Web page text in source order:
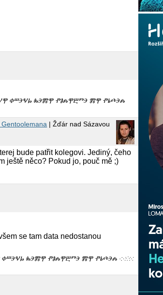
ⰗⰞⰅⰜⰘ ⰈⰅⰏⰉ ⰒⰑⰎⰉⰁⰕⰅ ⰏⰉ ⰒⰓⰄⰅⰎ
| Žďár nad Sázavou
bude patřit kolegovi. Jediný, čeho
ještě něco? Pokud jo, pouč mě ;)
se tam data nedostanou
ⰗⰞⰅⰜⰘ ⰈⰅⰏⰉ ⰒⰑⰎⰉⰁⰕⰅ ⰏⰉ ⰒⰓⰄⰅⰎ ·:⁖⁘⁙